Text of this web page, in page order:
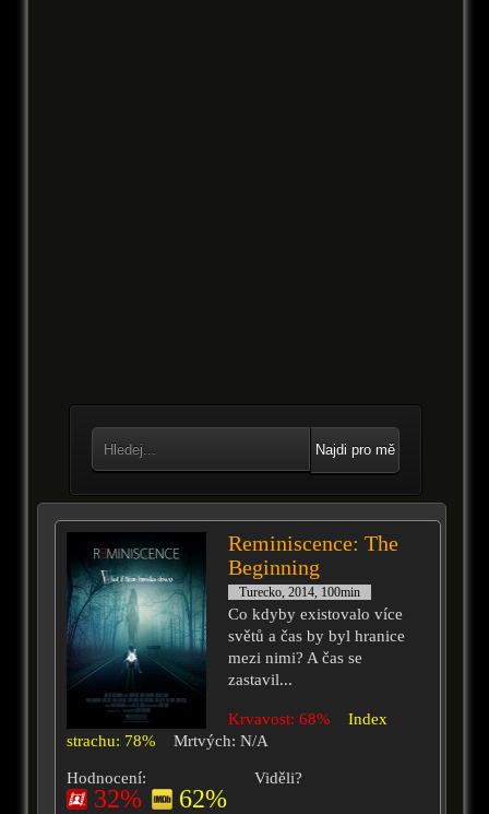
Najdi pro mě
Reminiscence: The
Beginning
Turecko, 2014, 100min
Co kdyby existovalo více
světů a čas by byl hranice
mezi nimi? A čas se
zastavil...
Krvavost: 68%
Index
strachu: 78%
Mrtvých: N/A
Hodnocení:
32% 62%
Viděli?